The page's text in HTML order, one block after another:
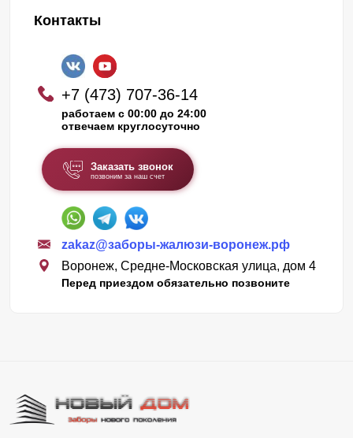
Контакты
+7 (473) 707-36-14
работаем с 00:00 до 24:00
отвечаем круглосуточно
Заказать звонок
позвоним за наш счет
zakaz@заборы-жалюзи-воронеж.рф
Воронеж, Средне-Московская улица, дом 4
Перед приездом обязательно позвоните